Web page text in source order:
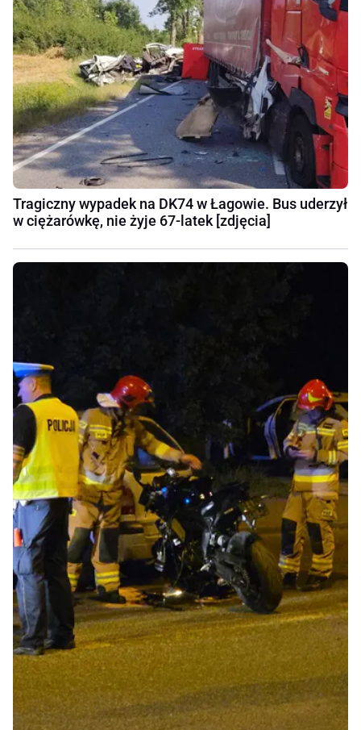
Tragiczny wypadek na DK74 w Łagowie. Bus uderzył
w ciężarówkę, nie żyje 67-latek [zdjęcia]